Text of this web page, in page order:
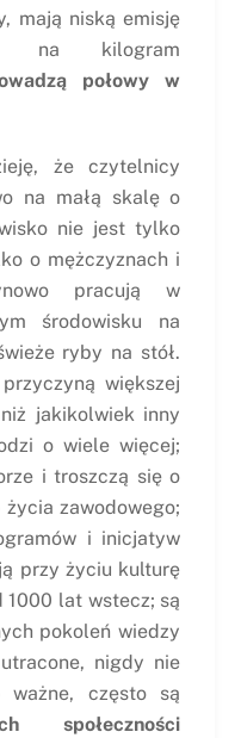
mają niską emisję
na kilogram
połowy w
że czytelnicy
na małą skalę o
nie jest tylko
o mężczyznach i
pracują w
środowisku na
ryby na stół.
większej
jakikolwiek inny
o wiele więcej;
i troszczą się o
zawodowego;
i inicjatyw
przy życiu kulturę
lat wstecz; są
pokoleń wiedzy
nigdy nie
często są
społeczności